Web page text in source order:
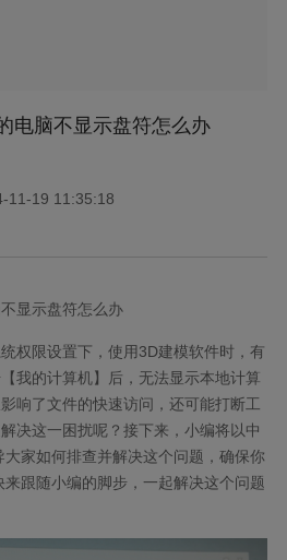
电脑不显示盘符怎么办
11-19 11:35:18
显示盘符怎么办
权限设置下，使用 3D建模软件时，有
我的计算机】后，无法显示本地计算
响了文件的快速访问，还可能打断工
决这一困扰呢？接下来，小编将以中
家如何排查并解决这个问题，确保你
跟随小编的脚步，一起解决这个问题